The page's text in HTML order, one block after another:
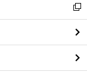
閉
る
新
し
い
ウ
ィ
ン